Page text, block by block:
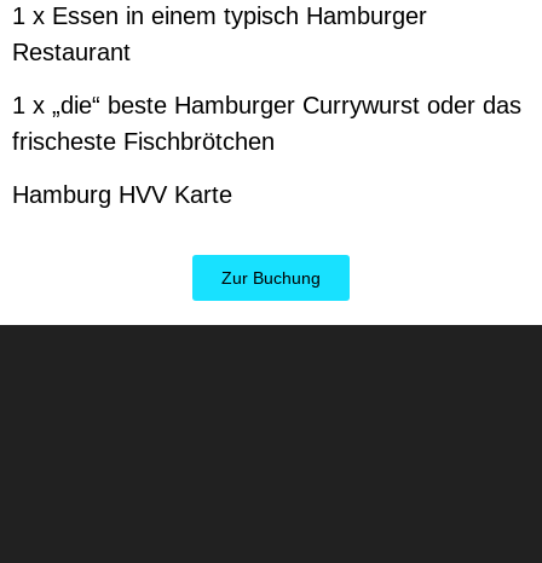
1 x Essen in einem typisch Hamburger
Restaurant
1 x „die“ beste Hamburger Currywurst oder das
frischeste Fischbrötchen
Hamburg HVV Karte
Zur Buchung